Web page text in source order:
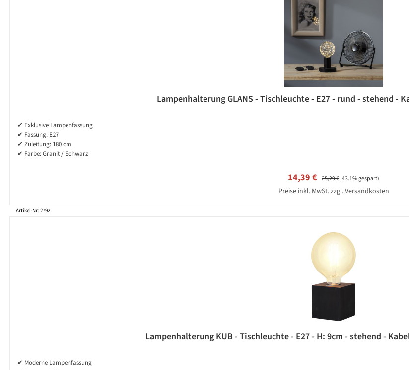
Lampenhalterung GLANS - Tischleuchte - E27 - rund - stehend -
✔ Exklusive Lampenfassung
✔ Fassung: E27
✔ Zuleitung: 180 cm
✔ Farbe: Granit / Schwarz
Verkaufspreis:
14,39 € Regulärer Preis:
25,29 €(43.1% gespart)
Preise inkl. MwSt. zzgl. Versandkosten
Artikel-Nr: 2792
Lampenhalterung KUB - Tischleuchte - E27 - H: 9cm - stehend -
✔ Moderne Lampenfassung